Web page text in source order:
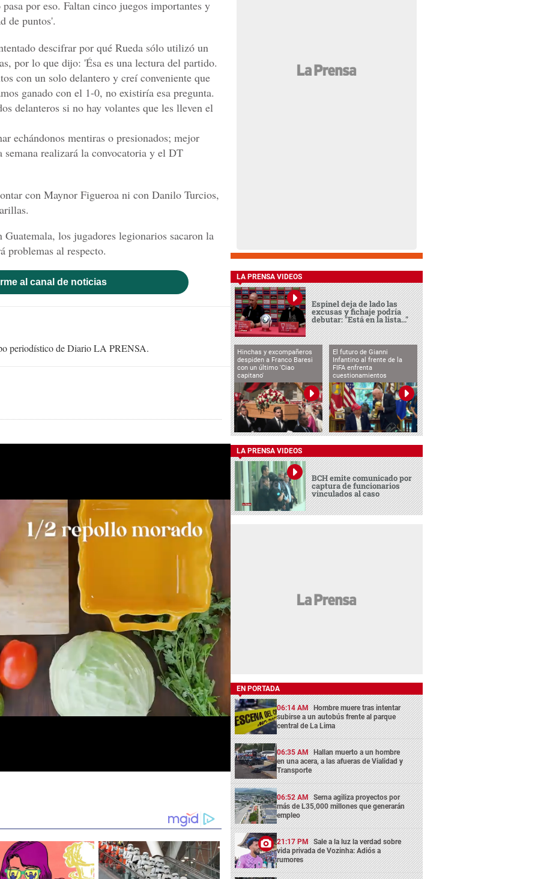
por eso. Faltan cinco juegos importantes y
de puntos'.
descifrar por qué Rueda sólo utilizó un
por lo que dijo: 'Ésa es una lectura del partido.
con un solo delantero y creí conveniente que
ganado con el 1-0, no existiría esa pregunta.
delanteros si no hay volantes que les lleven el
echándonos mentiras o presionados; mejor
realizará la convocatoria y el DT
con Maynor Figueroa ni con Danilo Turcios,
los jugadores legionarios sacaron la
problemas al respecto.
al canal de noticias
periodístico de Diario LA PRENSA.
LA PRENSA VIDEOS
Espinel deja de lado las
excusas y fichaje podría
debutar: "Está en la lista..."
Hinchas y excompañeros
despiden a Franco Baresi
con un último 'Ciao
capitano'
El futuro de Gianni
Infantino al frente de la
FIFA enfrenta
cuestionamientos
LA PRENSA VIDEOS
BCH emite comunicado por
captura de funcionarios
vinculados al caso
EN PORTADA
06:14 AM Hombre muere tras intentar
subirse a un autobús frente al parque
central de La Lima
06:35 AM Hallan muerto a un hombre
en una acera, a las afueras de Vialidad y
Transporte
06:52 AM Serna agiliza proyectos por
más de L35,000 millones que generarán
empleo
21:17 PM Sale a la luz la verdad sobre
vida privada de Vozinha: Adiós a
rumores